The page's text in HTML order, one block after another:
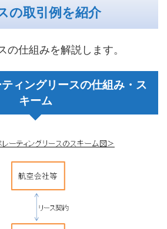
の取引例を紹介
の仕組みを解説します。
ィングリースの仕組み・ス
キーム